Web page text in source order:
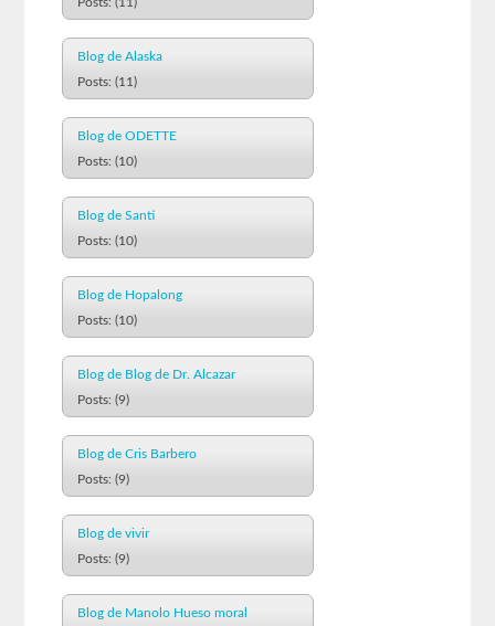
Blog de Alaska
Posts: (11)
Blog de ODETTE
Posts: (10)
Blog de Santi
Posts: (10)
Blog de Hopalong
Posts: (10)
Blog de Blog de Dr. Alcazar
Posts: (9)
Blog de Cris Barbero
Posts: (9)
Blog de vivir
Posts: (9)
Blog de Manolo Hueso moral